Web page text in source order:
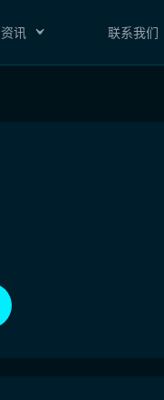
资讯 联系我们